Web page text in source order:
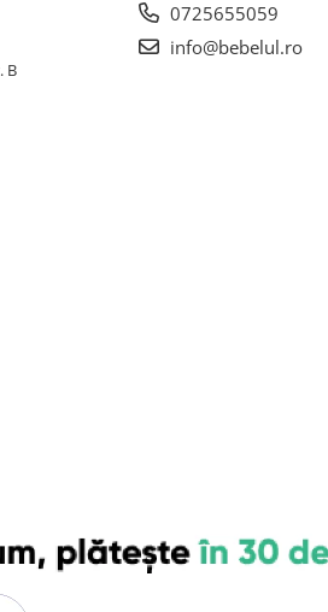
B
0725655059
info@bebelul.ro